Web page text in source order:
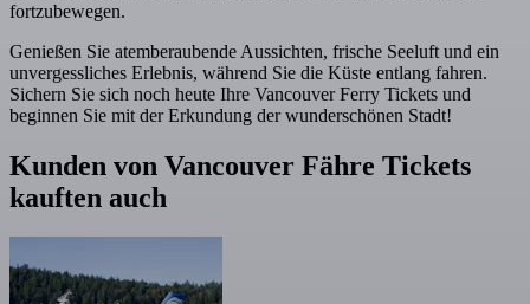
fortzubewegen.
Genießen Sie atemberaubende Aussichten, frische Seeluft und ein
unvergessliches Erlebnis, während Sie die Küste entlang fahren.
Sichern Sie sich noch heute Ihre Vancouver Ferry Tickets und
beginnen Sie mit der Erkundung der wunderschönen Stadt!
Kunden von Vancouver Fähre Tickets
kauften auch